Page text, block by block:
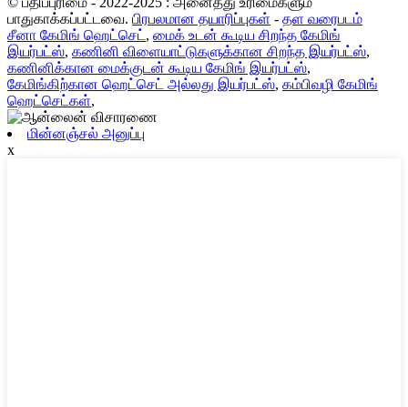
பாதுகாக்கப்பட்டவை. பிரபலமான தயாரிப்புகள் - தள வரைபடம்
சீனா கேமிங் ஹெட்செட் , மைக் உடன் கூடிய சிறந்த கேமிங்
இயர்பட்ஸ், கணினி விளையாட்டுகளுக்கான சிறந்த இயர்பட்ஸ்,
கணினிக்கான மைக்குடன் கூடிய கேமிங் இயர்பட்ஸ்,
கேமிங்கிற்கான ஹெட்செட் அல்லது இயர்பட்ஸ், கம்பிவழி கேமிங்
ஹெட்செட்கள்,
மின்னஞ்சல் அனுப்பு
x